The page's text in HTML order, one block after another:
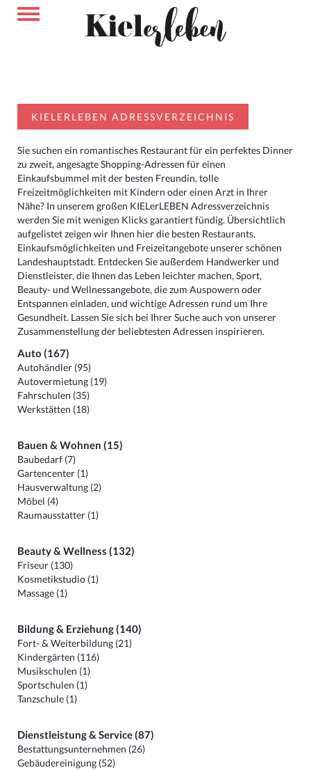
KIELERLEBEN ADRESSVERZEICHNIS
Sie suchen ein romantisches Restaurant für ein perfektes Dinner
zu zweit, angesagte Shopping-Adressen für einen
Einkaufsbummel mit der besten Freundin, tolle
Freizeitmöglichkeiten mit Kindern oder einen Arzt in Ihrer
Nähe? In unserem großen KIELerLEBEN Adressverzeichnis
werden Sie mit wenigen Klicks garantiert fündig. Übersichtlich
aufgelistet zeigen wir Ihnen hier die besten Restaurants,
Einkaufsmöglichkeiten und Freizeitangebote unserer schönen
Landeshauptstadt. Entdecken Sie außerdem Handwerker und
Dienstleister, die Ihnen das Leben leichter machen, Sport,
Beauty- und Wellnessangebote, die zum Auspowern oder
Entspannen einladen, und wichtige Adressen rund um Ihre
Gesundheit. Lassen Sie sich bei Ihrer Suche auch von unserer
Zusammenstellung der beliebtesten Adressen inspirieren.
Auto (167)
Autohändler (95)
Autovermietung (19)
Fahrschulen (35)
Werkstätten (18)
Bauen & Wohnen (15)
Baubedarf (7)
Gartencenter (1)
Hausverwaltung (2)
Möbel (4)
Raumausstatter (1)
Beauty & Wellness (132)
Friseur (130)
Kosmetikstudio (1)
Massage (1)
Bildung & Erziehung (140)
Fort- & Weiterbildung (21)
Kindergärten (116)
Musikschulen (1)
Sportschulen (1)
Tanzschule (1)
Dienstleistung & Service (87)
Bestattungsunternehmen (26)
Gebäudereinigung (52)